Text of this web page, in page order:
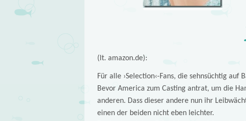
(lt. amazon.de):
Für alle ›Selection‹-Fans, die sehnsüchtig auf
Bevor America zum Casting antrat, um die
anderen. Dass dieser andere nun ihr
einen der beiden nicht eben leichter.